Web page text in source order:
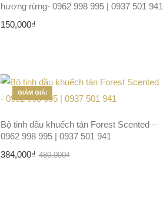
hương rừng- 0962 998 995 | 0937 501 941
150,000₫
GIẢM GIÁ!
Bộ tinh dầu khuếch tán Forest Scented –
0962 998 995 | 0937 501 941
480,000₫Giá
384,000₫
Giá